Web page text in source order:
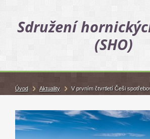
Sdružení
(SHO)
Úvod Aktuality V prvním čtvrtletí Češi